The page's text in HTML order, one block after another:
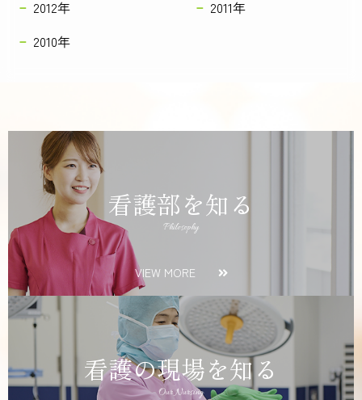
2012年
2011年
2010年
看護部を知る
Philosophy
VIEW MORE
看護の現場を知る
Our Nursing